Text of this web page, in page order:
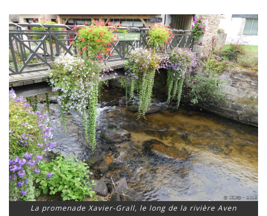
La promenade Xavier-Grall, le long de la rivière Aven